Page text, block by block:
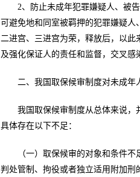
2、防止未成年犯罪嫌疑人、被
可避免地和同室被羁押的犯罪嫌疑
二进宫、三进宫为荣，释放后，以
及强化保证人的责任和监督，交叉感
二、我国取保候审制度对未成年
我国取保候审制度从总体来说，
具体存在以下不足：
（一）取保候审的对象和条件
判处管制、拘役或者独立适用附加刑